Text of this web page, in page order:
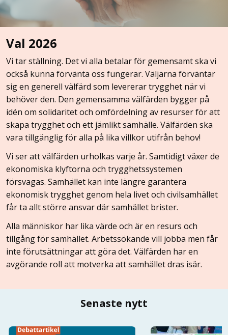
Val 2026
Vi tar ställning. Det vi alla betalar för gemensamt ska vi
också kunna förvänta oss fungerar. Väljarna förväntar
sig en generell välfärd som levererar trygghet när vi
behöver den. Den gemensamma välfärden bygger på
idén om solidaritet och omfördelning av resurser för att
skapa trygghet och ett jämlikt samhälle. Välfärden ska
vara tillgänglig för alla på lika villkor utifrån behov!
Vi ser att välfärden urholkas varje år. Samtidigt växer de
ekonomiska klyftorna och trygghetssystemen
försvagas. Samhället kan inte längre garantera
ekonomisk trygghet genom hela livet och civilsamhället
får ta allt större ansvar där samhället brister.
Alla människor har lika värde och är en resurs och
tillgång för samhället. Arbetssökande vill jobba men får
inte förutsättningar att göra det. Välfärden har en
avgörande roll att motverka att samhället dras isär.
Senaste nytt